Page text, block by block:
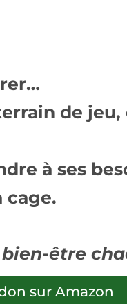
de jeu,
à ses
cage.
être
sur Amazon